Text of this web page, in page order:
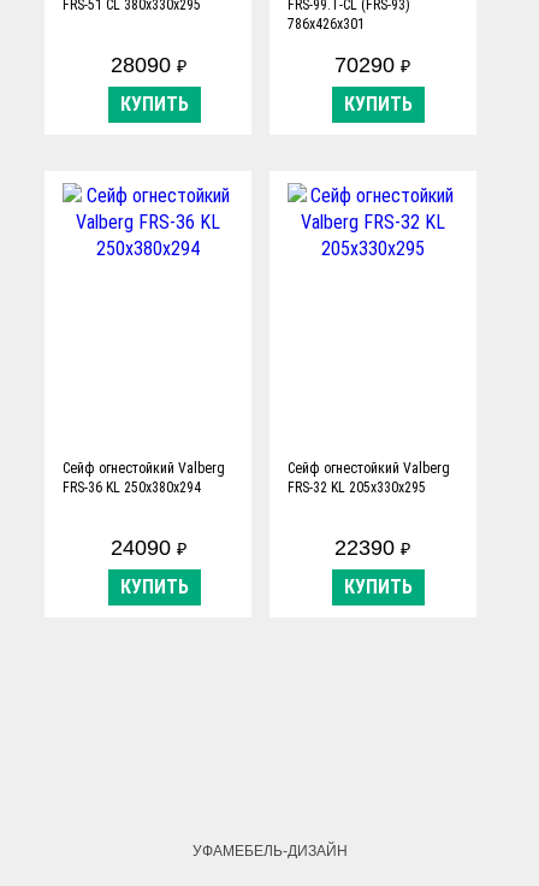
FRS-51 CL 380х330х295
28090 ₽
КУПИТЬ
FRS-99.T-CL (FRS-93)
786х426х301
70290₽
КУПИТЬ
Сейф огнестойкий Valberg
FRS-36 KL 250х380х294
24090 ₽
КУПИТЬ
Сейф огнестойкий Valberg
FRS-32 KL 205х330х295
22390₽
КУПИТЬ
УФАМЕБЕЛЬ-ДИЗАЙН